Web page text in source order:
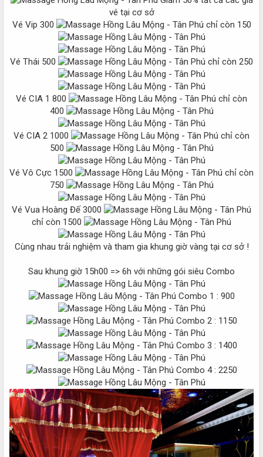
vé tại cơ sở
Vé Vip 300
chỉ còn 150
Vé Thái 500 chỉ còn 250
Vé CIA 1 800
chỉ còn
400
Vé CIA 2 1000
chỉ còn
500
Vé Vô Cực 1500
chỉ còn
750
Vé Vua Hoàng Đế 3000
chỉ còn 1500
Cùng nhau trải nghiệm và tham gia khung giờ vàng tại cơ sở !
Sau khung giờ 15h00 => 6h với những gói siêu Combo
Combo 1 : 900
Combo 2 : 1150
Combo 3 : 1400
Combo 4 : 2250